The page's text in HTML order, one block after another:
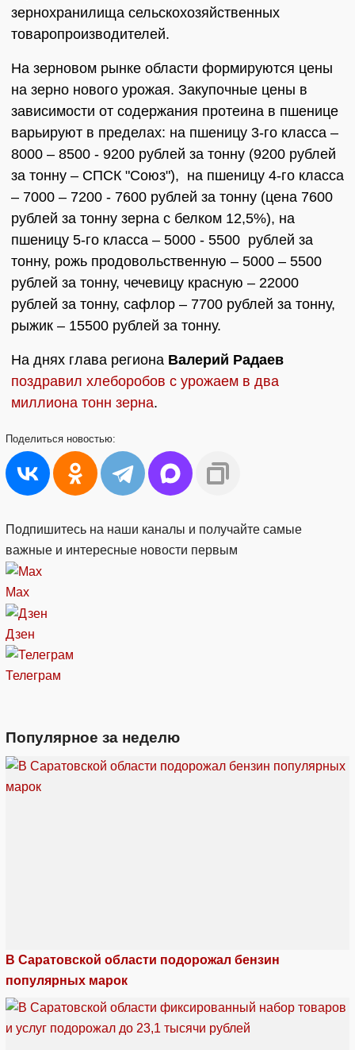
зернохранилища сельскохозяйственных
товаропроизводителей.
На зерновом рынке области формируются цены
на зерно нового урожая. Закупочные цены в
зависимости от содержания протеина в пшенице
варьируют в пределах: на пшеницу 3-го класса –
8000 – 8500 - 9200 рублей за тонну (9200 рублей
за тонну – СПСК "Союз"), на пшеницу 4-го класса
– 7000 – 7200 - 7600 рублей за тонну (цена 7600
рублей за тонну зерна с белком 12,5%), на
пшеницу 5-го класса – 5000 - 5500 рублей за
тонну, рожь продовольственную – 5000 – 5500
рублей за тонну, чечевицу красную – 22000
рублей за тонну, сафлор – 7700 рублей за тонну,
рыжик – 15500 рублей за тонну.
На днях глава региона Валерий Радаев
поздравил хлеборобов с урожаем в два
миллиона тонн зерна.
Поделиться новостью:
Подпишитесь на наши каналы и получайте самые
важные и интересные новости первым
Max
Дзен
Телеграм
Популярное за неделю
В Саратовской области подорожал бензин
популярных марок